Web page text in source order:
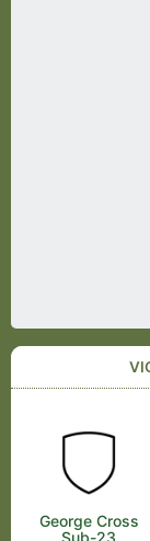
George Cross
Sub-23